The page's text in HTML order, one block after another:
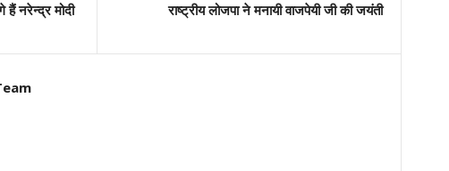
नरेन्द्र मोदी राष्ट्रीय लोजपा ने मनायी वाजपेयी जी की जयंती